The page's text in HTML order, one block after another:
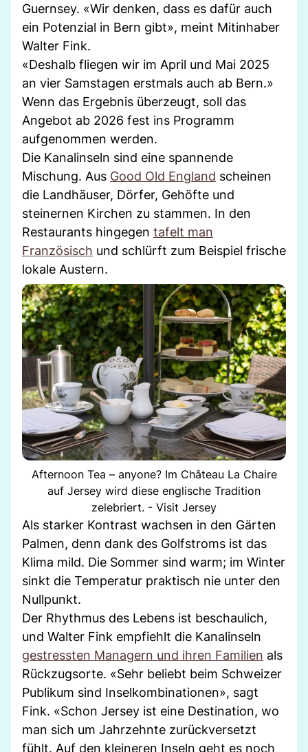
Guernsey. «Wir denken, dass es dafür auch
ein Potenzial in Bern gibt», meint Mitinhaber
Walter Fink.
«Deshalb fliegen wir im April und Mai 2025
an vier Samstagen erstmals auch ab Bern.»
Wenn das Ergebnis überzeugt, soll das
Angebot ab 2026 fest ins Programm
aufgenommen werden.
Die Kanalinseln sind eine spannende
Mischung. Aus Good Old England scheinen
die Landhäuser, Dörfer, Gehöfte und
steinernen Kirchen zu stammen. In den
Restaurants hingegen tafelt man
Französisch und schlürft zum Beispiel frische
lokale Austern.
Afternoon Tea – anyone? Im Château La Chaire
auf Jersey wird diese englische Tradition
zelebriert. - Visit Jersey
Als starker Kontrast wachsen in den Gärten
Palmen, denn dank des Golfstroms ist das
Klima mild. Die Sommer sind warm; im Winter
sinkt die Temperatur praktisch nie unter den
Nullpunkt.
Der Rhythmus des Lebens ist beschaulich,
und Walter Fink empfiehlt die Kanalinseln
gestressten Managern und ihren Familien als
Rückzugsorte. «Sehr beliebt beim Schweizer
Publikum sind Inselkombinationen», sagt
Fink. «Schon Jersey ist eine Destination, wo
man sich um Jahrzehnte zurückversetzt
fühlt. Auf den kleineren Inseln geht es noch